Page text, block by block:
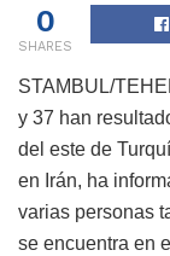
0
SHARES
STAMBUL/
y 37 han
del este de
en Irán, ha
varias personas
se encuentra en